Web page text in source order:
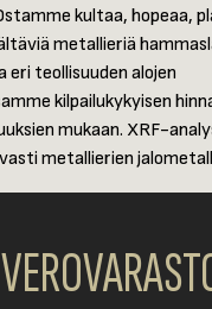
kultaa, hopeaa,
metallieriä
eri teollisuuden alojen
kilpailukykyisen
mukaan. XRF-
metallierien